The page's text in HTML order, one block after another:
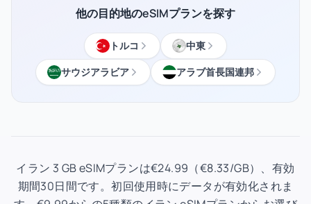
他の目的地のeSIMプランを探す
トルコ
中東
サウジアラビア
アラブ首長国連邦
イラン 3 GB eSIMプランは€24.99（€8.33/GB）、有効
期間30日間です。初回使用時にデータが有効化されま